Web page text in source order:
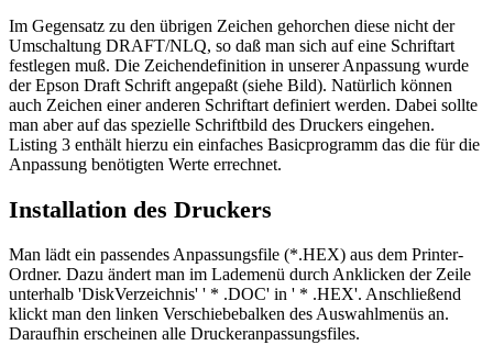
Im Gegensatz zu den übrigen Zeichen gehorchen diese nicht der
Umschaltung DRAFT/NLQ, so daß man sich auf eine Schriftart
festlegen muß. Die Zeichendefinition in unserer Anpassung wurde
der Epson Draft Schrift angepaßt (siehe Bild). Natürlich können
auch Zeichen einer anderen Schriftart definiert werden. Dabei sollte
man aber auf das spezielle Schriftbild des Druckers eingehen.
Listing 3 enthält hierzu ein einfaches Basicprogramm das die für die
Anpassung benötigten Werte errechnet.
Installation des Druckers
Man lädt ein passendes Anpassungsfile (*.HEX) aus dem Printer-
Ordner. Dazu ändert man im Lademenü durch Anklicken der Zeile
unterhalb 'DiskVerzeichnis' ' * .DOC' in ' * .HEX'. Anschließend
klickt man den linken Verschiebebalken des Auswahlmenüs an.
Daraufhin erscheinen alle Druckeranpassungsfiles.